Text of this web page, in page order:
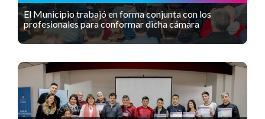
El Municipio trabajó en forma conjunta con los
profesionales para conformar dicha cámara